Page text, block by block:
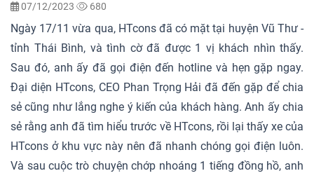
07/12/2023 680
Ngày 17/11 vừa qua, HTcons đã có mặt tại huyện Vũ Thư -
tỉnh Thái Bình, và tình cờ đã được 1 vị khách nhìn thấy.
Sau đó, anh ấy đã gọi điện đến hotline và hẹn gặp ngay.
Đại diện HTcons, CEO Phan Trọng Hải đã đến gặp để chia
sẻ cũng như lắng nghe ý kiến của khách hàng. Anh ấy chia
sẻ rằng anh đã tìm hiểu trước về HTcons, rồi lại thấy xe của
HTcons ở khu vực này nên đã nhanh chóng gọi điện luôn.
Và sau cuộc trò chuyện chớp nhoáng 1 tiếng đồng hồ, anh